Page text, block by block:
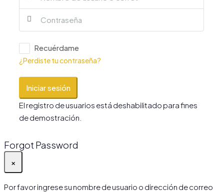
Recuérdame
¿Perdiste tu contraseña?
Iniciar sesión
El registro de usuarios está deshabilitado para fines
de demostración.
Forgot Password
×
Por favor ingrese su nombre de usuario o dirección de correo